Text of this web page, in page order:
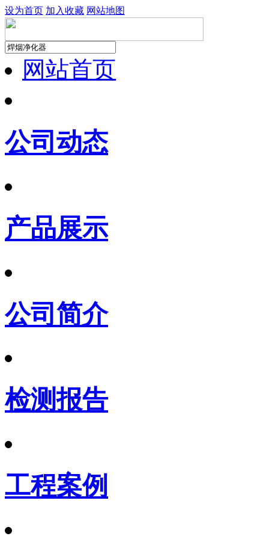
设为首页 加入收藏 网站地图
网站首页
公司动态
产品展示
公司简介
检测报告
工程案例